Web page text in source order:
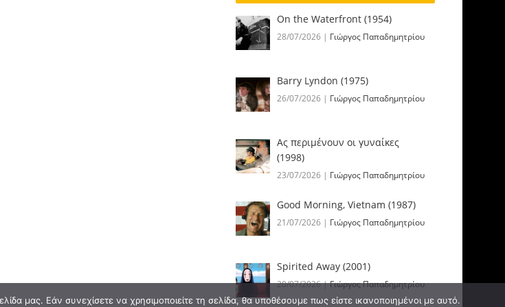
On the Waterfront (1954)
28/07/2026 | Γιώργος Παπαδημητρίου
Barry Lyndon (1975)
26/07/2026 | Γιώργος Παπαδημητρίου
Ας περιμένουν οι γυναίκες
(1998)
23/07/2026 | Γιώργος Παπαδημητρίου
Good Morning, Vietnam (1987)
21/07/2026 | Γιώργος Παπαδημητρίου
Spirited Away (2001)
20/07/2026|Γιώργος Παπαδημητρίου
μας. Εάν συνεχίσετε να χρησιμοποιείτε τη σελίδα, θα υποθέσουμε πως είστε ικανοποιημένοι με αυτό.